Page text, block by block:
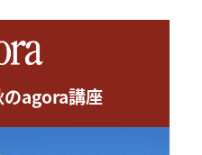
のagora講座